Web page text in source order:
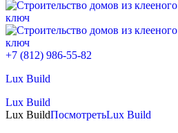
+7 (812) 986-55-82
Lux Build
Lux Build
Lux BuildПосмотретьLux Build